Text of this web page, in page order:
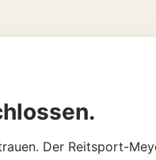
Der Reitsport-